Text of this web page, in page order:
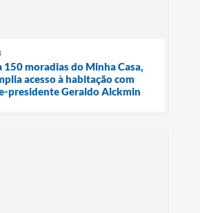
moradias do Minha Casa,
acesso à habitação com
presidente Geraldo Alckmin